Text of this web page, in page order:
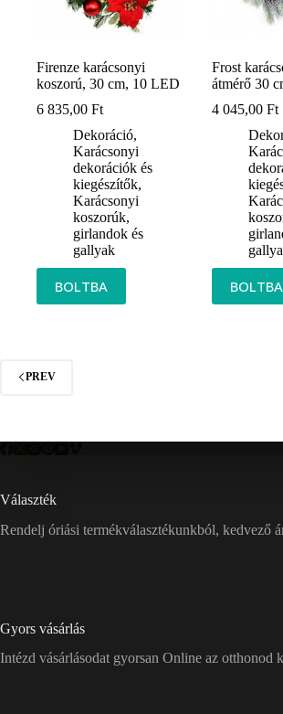
Firenze karácsonyi
koszorú, 30 cm, 10 LED
6 835,00 Ft
Dekoráció,
Karácsonyi
dekorációk és
kiegészítők,
Karácsonyi
koszorúk,
girlandok és
gallyak
BOLTBA
Frost
átmérő 30
4 045,00Ft
BOLTBA
PREV
Választék
Rendelj óriási termékválasztékunkból, kedvező
Gyors vásárlás
Intézd vásárlásodat gyorsan Online az otthonod